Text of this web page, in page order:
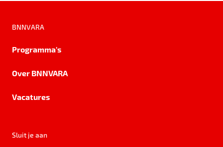
BNNVARA
Programma's
Over BNNVARA
Vacatures
Sluit je aan